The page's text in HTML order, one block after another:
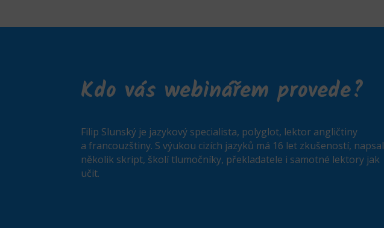
Kdo vás webinářem provede?
Filip Slunský je jazykový specialista, polyglot, lektor angličtiny
a francouzštiny. S výukou cizích jazyků má 16 let zkušeností, napsal
několik skript, školí tlumočníky, překladatele i samotné lektory jak
učit.